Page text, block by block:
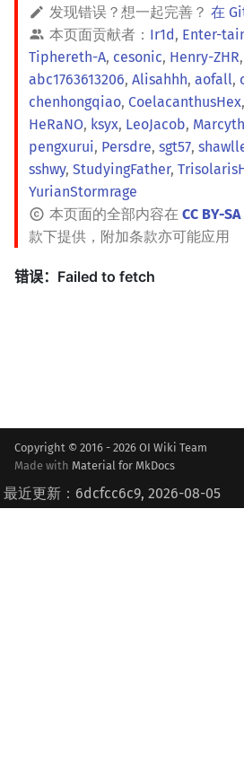
发现错误？想一起完善？ 在
本页面贡献者： Ir1d , Enter-
Tiphereth-A, cesonic, Henry-ZHR,
abc1763613206, Alisahhh, aofall,
chenhongqiao, CoelacanthusHex,
HeRaNO, ksyx, LeoJacob,
pengxurui, Persdre, sgt57,
sshwy, StudyingFather,
YurianStormrage
本页面的全部内容在 CC BY-
款下提供，附加条款亦可能应用
Copyright © 2016 - 2026 OI Wiki Team
Made with Material for MkDocs
最近更新：6dcfcc6c9, 2026-08-05